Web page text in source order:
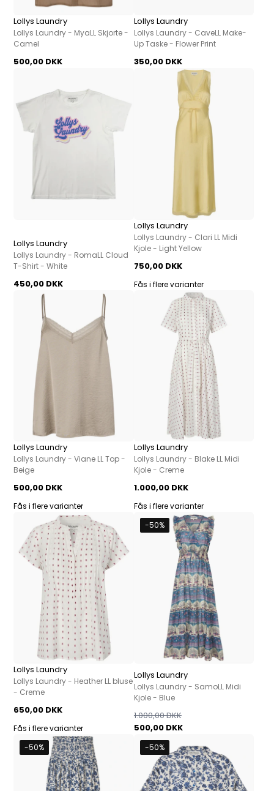
Lollys Laundry
Lollys Laundry - MyaLL Skjorte -
Camel
500,00 DKK
Lollys Laundry
Lollys Laundry - CaveLL Make-
Up Taske - Flower Print
350,00 DKK
Lollys Laundry
Lollys Laundry - RomaLL Cloud
T-Shirt - White
450,00 DKK
Lollys Laundry
Lollys Laundry - Clari LL Midi
Kjole - Light Yellow
750,00 DKK
Fås i flere varianter
Lollys Laundry
Lollys Laundry - Viane LL Top -
Beige
500,00 DKK
Fås i flere varianter
Lollys Laundry
Lollys Laundry - Blake LL Midi
Kjole - Creme
1.000,00 DKK
Fås i flere varianter
Lollys Laundry
Lollys Laundry - Heather LL bluse
- Creme
650,00 DKK
Fås i flere varianter
-50%
Lollys Laundry
Lollys Laundry - SamoLL Midi
Kjole - Blue
500,00 DKK
1.000,00 DKK
-50% -50%